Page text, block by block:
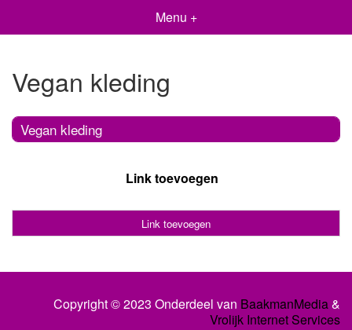
Menu +
Vegan kleding
Vegan kleding
Link toevoegen
Link toevoegen
Copyright © 2023 Onderdeel van BaakmanMedia&
Vrolijk Internet Services